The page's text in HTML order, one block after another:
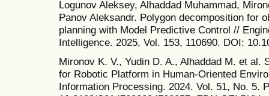
Logunov Aleksey, Alhaddad Muhammad,
Panov Aleksandr. Polygon decomposition for
planning with Model Predictive Control //
Intelligence. 2025, Vol. 153, 110690. DOI:
Mironov K. V., Yudin D. A., Alhaddad M. et al.
for Robotic Platform in Human-Oriented
Information Processing. 2024. Vol. 51, No. 5.